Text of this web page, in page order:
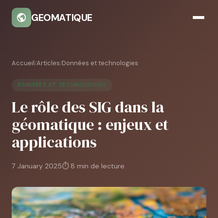
GEOMATIQUE
Accueil/Articles/Données et technologies
DONNÉES ET TECHNOLOGIES
Le rôle des SIG dans la
géomatique : enjeux et
applications
7 January 2025⏱ 8 min de lecture